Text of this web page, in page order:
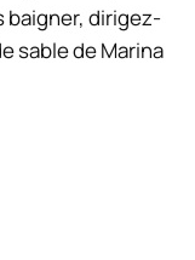
baigner, dirigez-
sable de Marina